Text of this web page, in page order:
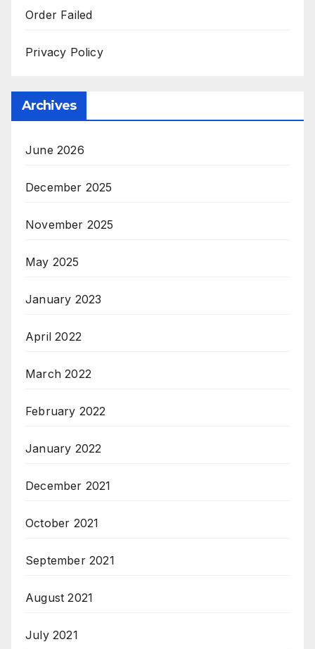
Order Failed
Privacy Policy
Archives
June 2026
December 2025
November 2025
May 2025
January 2023
April 2022
March 2022
February 2022
January 2022
December 2021
October 2021
September 2021
August 2021
July 2021